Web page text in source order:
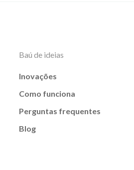
Baú de ideias
Inovações
Como funciona
Perguntas frequentes
Blog